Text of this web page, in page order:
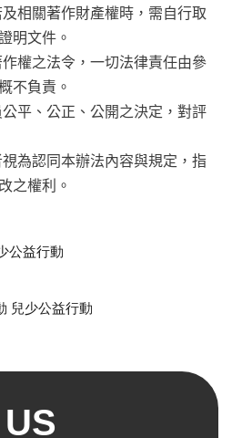
相關著作財產權時，需自行取
明文件。
權之法令，一切法律責任由參
不負責。
平、公正、公開之決定，對評
為認同本辦法內容與規定，指
之權利。
公益行動
兒少公益行動